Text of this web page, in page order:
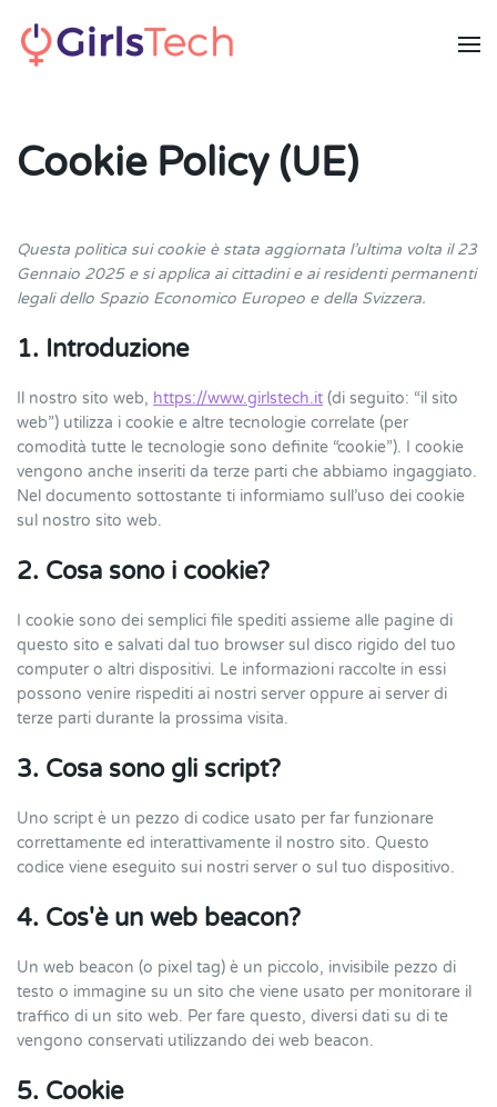
Skip to main content
Cookie Policy (UE)
Questa politica sui cookie è stata aggiornata l’ultima volta il 23
Gennaio 2025 e si applica ai cittadini e ai residenti permanenti
legali dello Spazio Economico Europeo e della Svizzera.
1. Introduzione
Il nostro sito web, https://www.girlstech.it (di seguito: “il sito
web”) utilizza i cookie e altre tecnologie correlate (per
comodità tutte le tecnologie sono definite “cookie”). I cookie
vengono anche inseriti da terze parti che abbiamo ingaggiato.
Nel documento sottostante ti informiamo sull’uso dei cookie
sul nostro sito web.
2. Cosa sono i cookie?
I cookie sono dei semplici file spediti assieme alle pagine di
questo sito e salvati dal tuo browser sul disco rigido del tuo
computer o altri dispositivi. Le informazioni raccolte in essi
possono venire rispediti ai nostri server oppure ai server di
terze parti durante la prossima visita.
3. Cosa sono gli script?
Uno script è un pezzo di codice usato per far funzionare
correttamente ed interattivamente il nostro sito. Questo
codice viene eseguito sui nostri server o sul tuo dispositivo.
4. Cos'è un web beacon?
Un web beacon (o pixel tag) è un piccolo, invisibile pezzo di
testo o immagine su un sito che viene usato per monitorare il
traffico di un sito web. Per fare questo, diversi dati su di te
vengono conservati utilizzando dei web beacon.
5. Cookie